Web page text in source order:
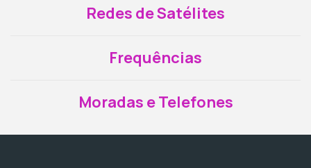
Redes de Satélites
Frequências
Moradas e Telefones